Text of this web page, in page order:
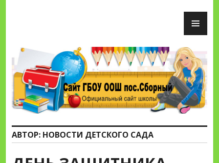
Сайт ГБОУ ООШ пос.Сборный
АВТОР: НОВОСТИ ДЕТСКОГО САДА